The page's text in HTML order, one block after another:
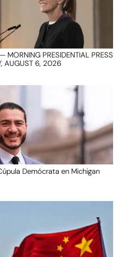
MORNING PRESIDENTIAL PRESS
AUGUST 6, 2026
Demócrata en Michigan